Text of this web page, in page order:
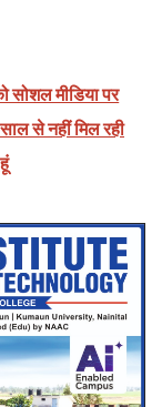
मीडिया पर
से नहीं मिल रही